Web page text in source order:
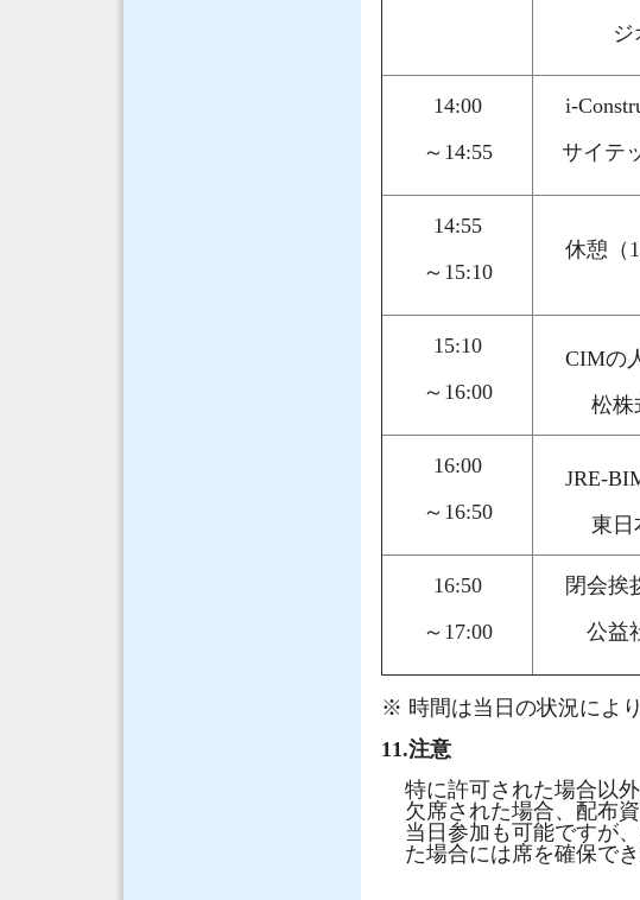
ジ
14:00
～14:55
i-
サイテ
14:55
～15:10
休憩（
15:10
～16:00
CIMの
松
16:00
～16:50
JRE-
東
16:50
～17:00
閉会挨
公益社
※ 時間は当日の状況によ
11.注意
特に許可された場合以
欠席された場合、配布
当日参加も可能ですが
た場合には席を確保で